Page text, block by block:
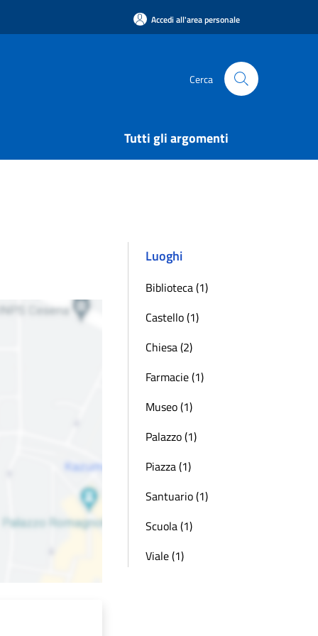
Accedi all'area personale
Cerca
Tutti gli argomenti
Luoghi
Biblioteca (1)
Castello (1)
Chiesa (2)
Farmacie (1)
Museo (1)
Palazzo (1)
Piazza (1)
Santuario (1)
Scuola (1)
Viale (1)